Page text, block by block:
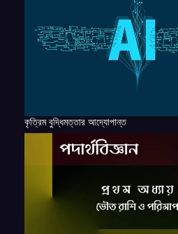
কৃত্রিম বুদ্ধিমত্তার আদ্যোপান্ত